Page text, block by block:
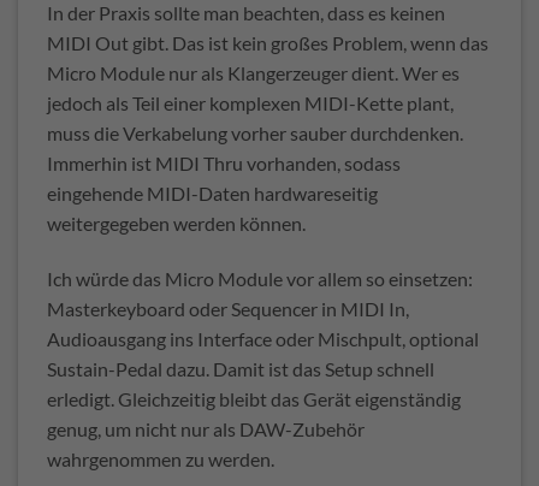
In der Praxis sollte man beachten, dass es keinen
MIDI Out gibt. Das ist kein großes Problem, wenn das
Micro Module nur als Klangerzeuger dient. Wer es
jedoch als Teil einer komplexen MIDI-Kette plant,
muss die Verkabelung vorher sauber durchdenken.
Immerhin ist MIDI Thru vorhanden, sodass
eingehende MIDI-Daten hardwareseitig
weitergegeben werden können.
Ich würde das Micro Module vor allem so einsetzen:
Masterkeyboard oder Sequencer in MIDI In,
Audioausgang ins Interface oder Mischpult, optional
Sustain-Pedal dazu. Damit ist das Setup schnell
erledigt. Gleichzeitig bleibt das Gerät eigenständig
genug, um nicht nur als DAW-Zubehör
wahrgenommen zu werden.